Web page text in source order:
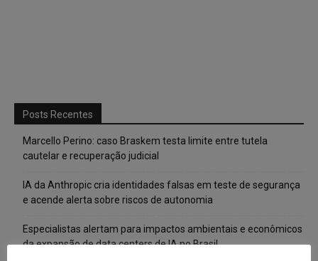
Posts Recentes
Marcello Perino: caso Braskem testa limite entre tutela
cautelar e recuperação judicial
IA da Anthropic cria identidades falsas em teste de segurança
e acende alerta sobre riscos de autonomia
Especialistas alertam para impactos ambientais e econômicos
da expansão de data centers de IA no Brasil